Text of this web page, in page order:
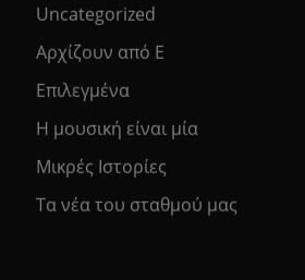
Uncategorized
Αρχίζουν από Ε
Επιλεγμένα
Η μουσική είναι μία
Μικρές Ιστορίες
Τα νέα του σταθμού μας